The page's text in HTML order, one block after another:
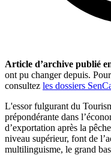
Article d’archive publié
ont pu changer depuis.
consultez les dossiers
L'essor fulgurant du
prépondérante dans
d’exportation après la
niveau supérieur, font de
multilinguisme, le grand